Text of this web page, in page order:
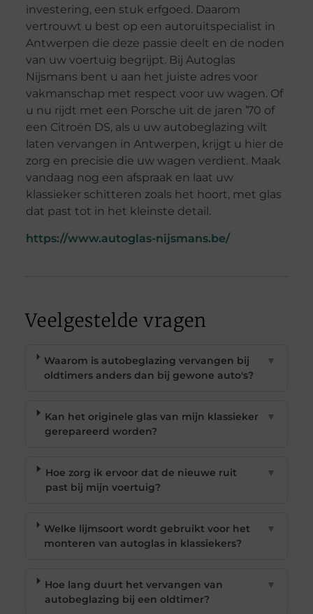
investering, een stuk erfgoed. Daarom
vertrouwt u best op een autoruitspecialist in
Antwerpen die deze passie deelt en de noden
van uw voertuig begrijpt. Bij Autoglas
Nijsmans bent u aan het juiste adres voor
vakmanschap met respect voor uw wagen. Of
u nu rijdt met een Porsche uit de jaren ’70 of
een Citroën DS, als u uw autobeglazing wilt
laten vervangen in Antwerpen, krijgt u hier de
zorg en precisie die uw wagen verdient. Maak
vandaag nog een afspraak en laat uw
klassieker schitteren zoals het hoort, met glas
dat past tot in het kleinste detail.
https://www.autoglas-nijsmans.be/
Veelgestelde vragen
Waarom is autobeglazing vervangen bij
oldtimers anders dan bij gewone auto's?
▼
Kan het originele glas van mijn klassieker
gerepareerd worden?
▼
Hoe zorg ik ervoor dat de nieuwe ruit
past bij mijn voertuig?
▼
Welke lijmsoort wordt gebruikt voor het
monteren van autoglas in klassiekers?
▼
Hoe lang duurt het vervangen van
autobeglazing bij een oldtimer?
▼